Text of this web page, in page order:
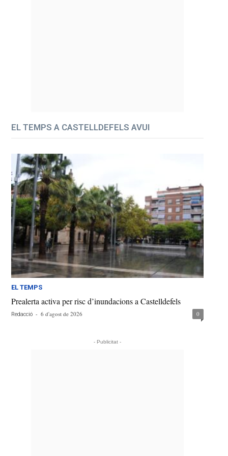
EL TEMPS A CASTELLDEFELS AVUI
EL TEMPS
Prealerta activa per risc d’inundacions a Castelldefels
Redacció - 6 d'agost de 2026 0
- Publicitat -